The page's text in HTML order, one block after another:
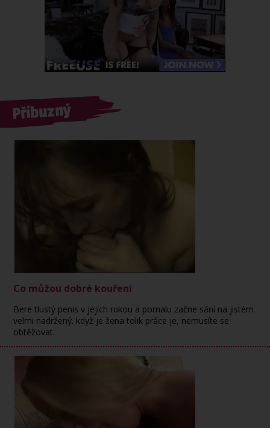
Příbuzný
Co můžou dobré kouření
Bere tlustý penis v jejích rukou a pomalu začne sání na jistém
velmi nadržený. když je žena tolik práce je, nemusíte se
obtěžovat.